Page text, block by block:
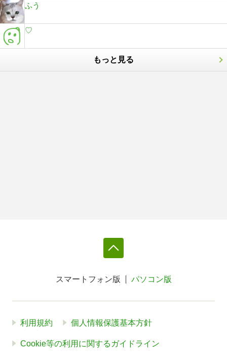
ふう
♡
もっと見る
スマートフォン版 パソコン版
利用規約 個人情報保護基本方針
Cookie等の利用に関するガイドライン